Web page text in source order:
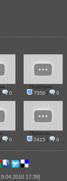
| 0
Подборка...
7356 | 0
...
| 0
Приколы ...
2415 | 0
17:39]